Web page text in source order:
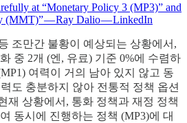
at “Monetary Policy 3 (MP3)” and
(MMT)” — Ray Dalio — LinkedIn
조만간 불황이 예상되는 상황에서,
중 2개 (엔, 유료) 기준 0%에 수렴하
여력이 거의 남아 있지 않고 동
도 충분하지 않아 전통적 정책 옵션
재 상황에서, 통화 정책과 재정 정책
동시에 진행하는 정책 (MP3)에 대